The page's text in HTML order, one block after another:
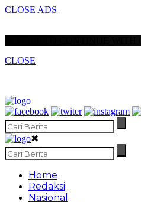
CLOSE ADS
CLOSE
✖
Home
Redaksi
Nasional